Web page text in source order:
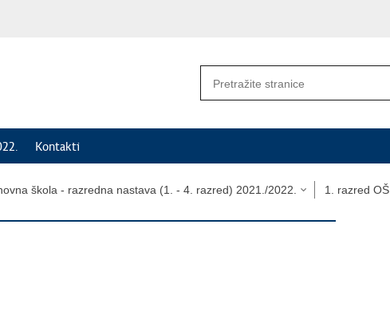
Kontakti
škola - razredna nastava (1. - 4. razred) 2021./2022. 1. razred OŠ